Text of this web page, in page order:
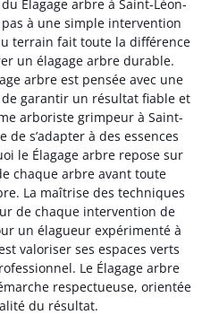
Élagage arbre à Saint-Léon-
pas à une simple intervention
terrain fait toute la différence
un élagage arbre durable.
arbre est pensée avec une
garantir un résultat fiable et
arboriste grimpeur à Saint-
de s’adapter à des essences
le Élagage arbre repose sur
chaque arbre avant toute
La maîtrise des techniques
de chaque intervention de
un élagueur expérimenté à
valoriser ses espaces verts
Le Élagage arbre
respectueuse, orientée
du résultat.